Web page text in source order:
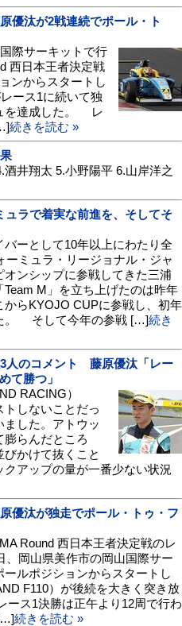
優汰が2戦連続でポール・ト
際サーキットで行
西日本王者決定戦
ンからスタートし
ース1に続いて独
を達成した。 レ
続きを読む »
井翔太 5.小野陽平 6.山岸洋之
ラで着実な前進を、そしてそ
ーとして10年以上にわたり全
ーミュラ・リージョナル・ジャ
ンシップに参戦してきた三浦
M」を立ち上げたのは昨年
からKYOJO CUPに参戦し、初年
。 そして今年の参戦 […]続き
人のコメント 藤原優汰「レー
て勝つ」
RACING）
トしないことだっ
した。アトウッ
膨らんだところ
かけて抜くこと
アップの量が一番少ない状況
優汰が独走でポール・トゥ・フ
Round 西日本王者決定戦のレ
、岡山県美作市の岡山国際サー
ールポジションからスタートし
F110）が後続を大きく突き放
ス1決勝は正午より12周で行わ
続きを読む »